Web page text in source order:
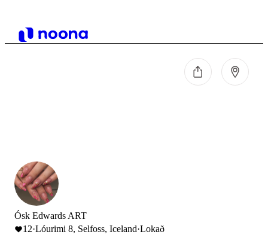
Ósk Edwards ART
12·Lóurimi 8, Selfoss, Iceland·Lokað